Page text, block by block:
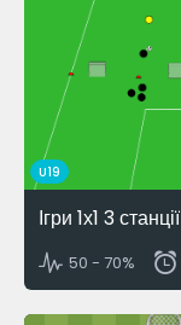
U19
Ігри 1х1 3 станції
50 - 70%